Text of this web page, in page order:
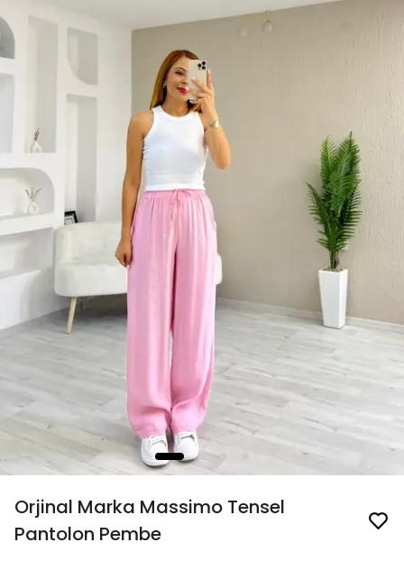
Orjinal Marka Massimo Tensel
Pantolon Pembe